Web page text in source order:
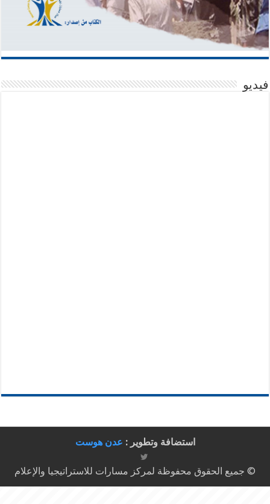
فيديو
استضافة وتطوير : عدن هوست
© جميع الحقوق محفوظة لمركز مسارات للاستراتيجيا والإعلام